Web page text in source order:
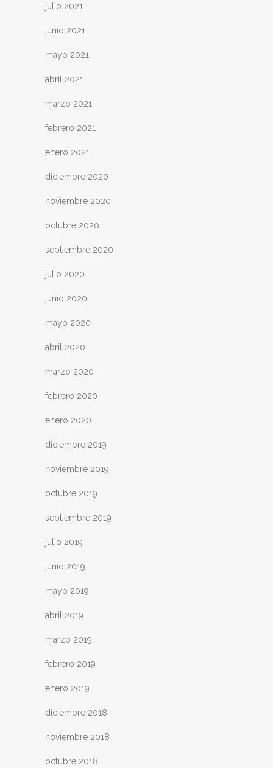
julio 2021
junio 2021
mayo 2021
abril 2021
marzo 2021
febrero 2021
enero 2021
diciembre 2020
noviembre 2020
octubre 2020
septiembre 2020
julio 2020
junio 2020
mayo 2020
abril 2020
marzo 2020
febrero 2020
enero 2020
diciembre 2019
noviembre 2019
octubre 2019
septiembre 2019
julio 2019
junio 2019
mayo 2019
abril 2019
marzo 2019
febrero 2019
enero 2019
diciembre 2018
noviembre 2018
octubre 2018